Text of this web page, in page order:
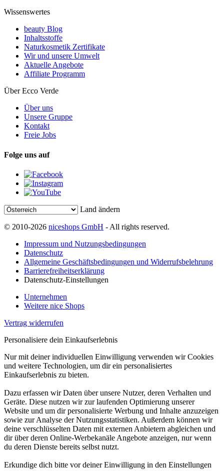
Wissenswertes
beauty Blog
Inhaltsstoffe
Naturkosmetik Zertifikate
Wir und unsere Umwelt
Aktuelle Angebote
Affiliate Programm
Über Ecco Verde
Über uns
Unsere Gruppe
Kontakt
Freie Jobs
Folge uns auf
Land ändern
© 2010-2026 niceshops GmbH - All rights reserved.
Impressum und Nutzungsbedingungen
Datenschutz
Allgemeine Geschäftsbedingungen und Widerrufsbelehrung
Barrierefreiheitserklärung
Datenschutz-Einstellungen
Unternehmen
Weitere nice Shops
Vertrag widerrufen
Personalisiere dein Einkaufserlebnis
Nur mit deiner individuellen Einwilligung verwenden wir Cookies
und weitere Technologien, um dir ein personalisiertes
Einkaufserlebnis zu bieten.
Dazu erfassen wir Daten über unsere Nutzer, deren Verhalten und
Geräte. Diese nutzen wir zur laufenden Optimierung unserer
Website und um dir personalisierte Werbung und Inhalte anzuzeigen
sowie zur Analyse der Nutzungsstatistiken. Außerdem können wir
deine verschlüsselten Daten mit externen Anbietern abgleichen und
dir über deren Online-Werbekanäle Angebote anzeigen, nur wenn
du deren Dienste bereits selbst nutzt.
Erkundige dich bitte vor deiner Einwilligung in den Einstellungen